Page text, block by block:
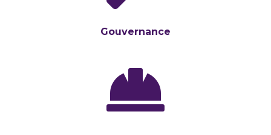
Gouvernance
